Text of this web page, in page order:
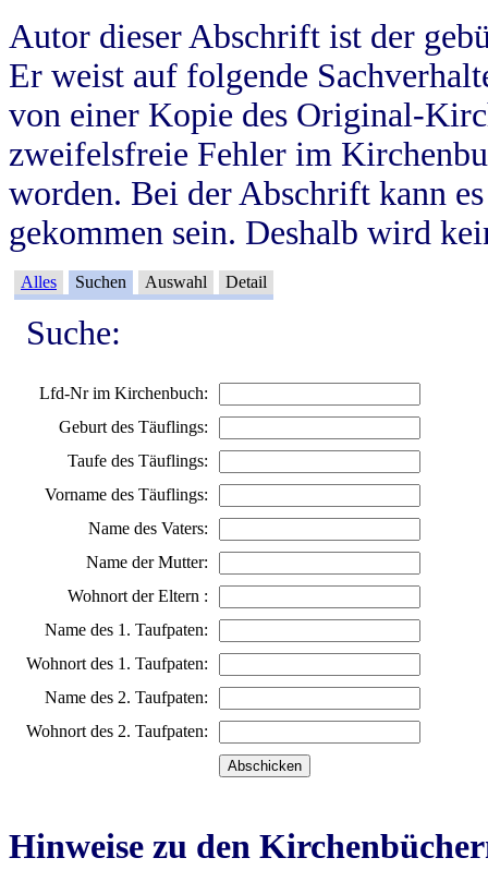
Autor dieser Abschrift ist der
Er weist auf folgende
von einer Kopie des Original-
zweifelsfreie Fehler im
worden. Bei der Abschrift kann
gekommen sein. Deshalb wird
Alles Suchen Auswahl Detail
Suche:
Lfd-Nr im Kirchenbuch:
Geburt des Täuflings:
Taufe des Täuflings:
Vorname des Täuflings:
Name des Vaters:
Name der Mutter:
Wohnort der Eltern :
Name des 1. Taufpaten:
Wohnort des 1. Taufpaten:
Name des 2. Taufpaten:
Wohnort des 2. Taufpaten:
Hinweise zu den